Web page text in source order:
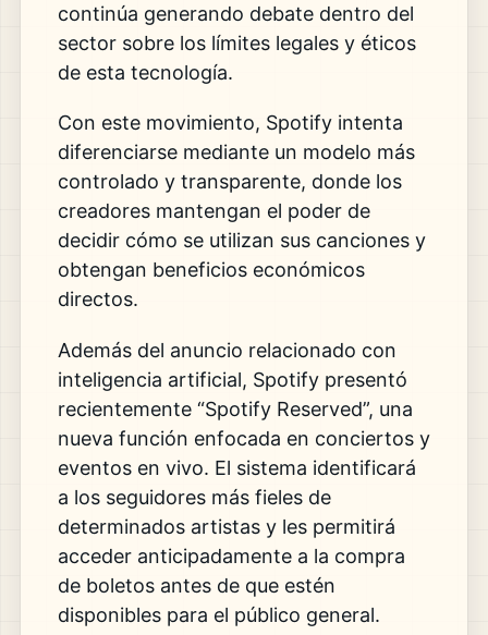
continúa generando debate dentro del
sector sobre los límites legales y éticos
de esta tecnología.
Con este movimiento, Spotify intenta
diferenciarse mediante un modelo más
controlado y transparente, donde los
creadores mantengan el poder de
decidir cómo se utilizan sus canciones y
obtengan beneficios económicos
directos.
Además del anuncio relacionado con
inteligencia artificial, Spotify presentó
recientemente “Spotify Reserved”, una
nueva función enfocada en conciertos y
eventos en vivo. El sistema identificará
a los seguidores más fieles de
determinados artistas y les permitirá
acceder anticipadamente a la compra
de boletos antes de que estén
disponibles para el público general.